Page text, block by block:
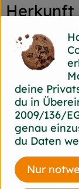
Herkunft
44866
zur Webseite
deine
du in
2009/136/
genau
du Daten
Nur